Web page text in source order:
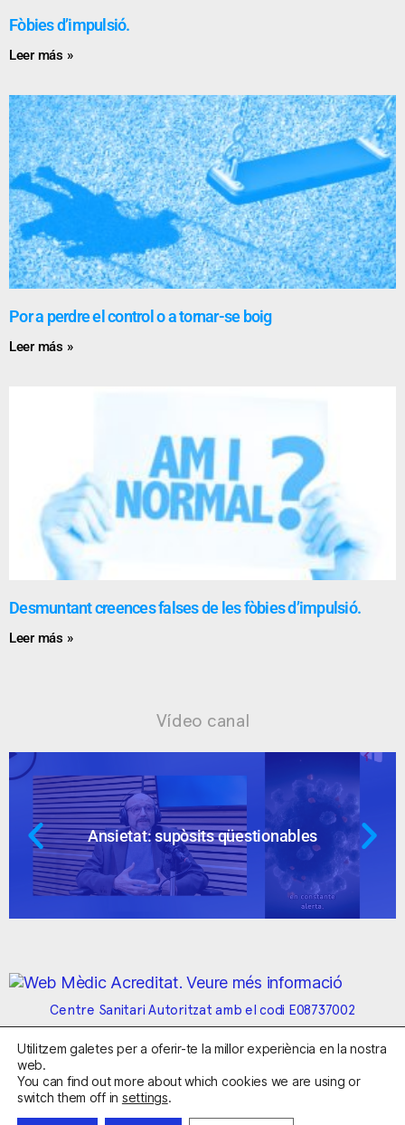
Fòbies d’impulsió.
Leer más »
Por a perdre el control o a tornar-se boig
Leer más »
Desmuntant creences falses de les fòbies d’impulsió.
Leer más »
Vídeo canal
Ansietat: supòsits qüestionables
Centre Sanitari Autoritzat amb el codi E08737002
Avís LegalPolítica de Privacitat Política de Cookies
Condicions Generals de Contractació
Clínica de la Ansiedad. Telèfons:
Utilitzem galetes per a oferir-te la millor experiència en la nostra
web.
You can find out more about which cookies we are using or
switch them off in settings.